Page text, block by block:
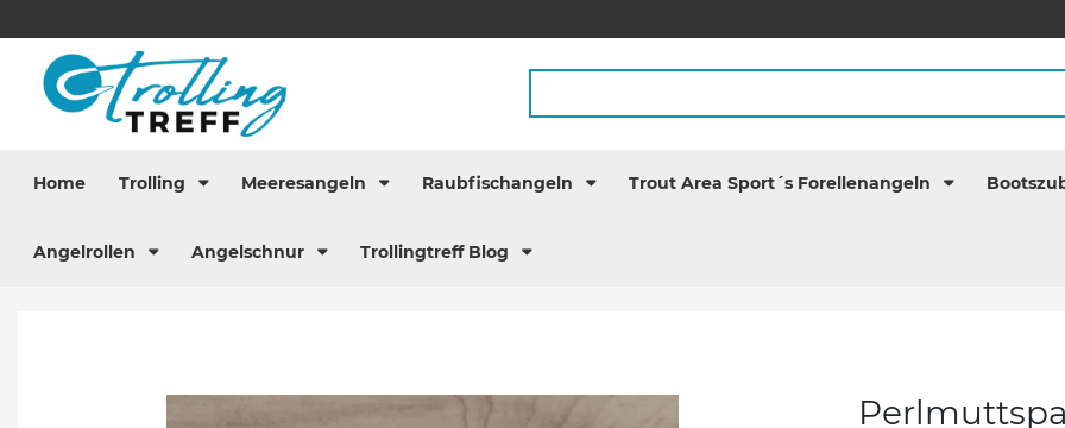
Home Trolling Meeresangeln Raubfischangeln Trout Area Sport´s Forellenangeln
Angelrollen Angelschnur Trollingtreff Blog